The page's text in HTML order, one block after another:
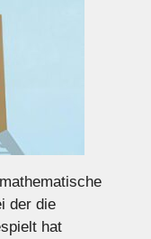
der die
hat